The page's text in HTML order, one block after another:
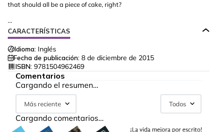
that should all be a piece of cake, right?
...
CARACTERÍSTICAS
Idioma: Inglés
Fecha de publicación: 8 de diciembre de 2015
ISBN: 9781504962469
Comentarios
Cargando el resumen…
Más reciente Todos
Cargando comentarios…